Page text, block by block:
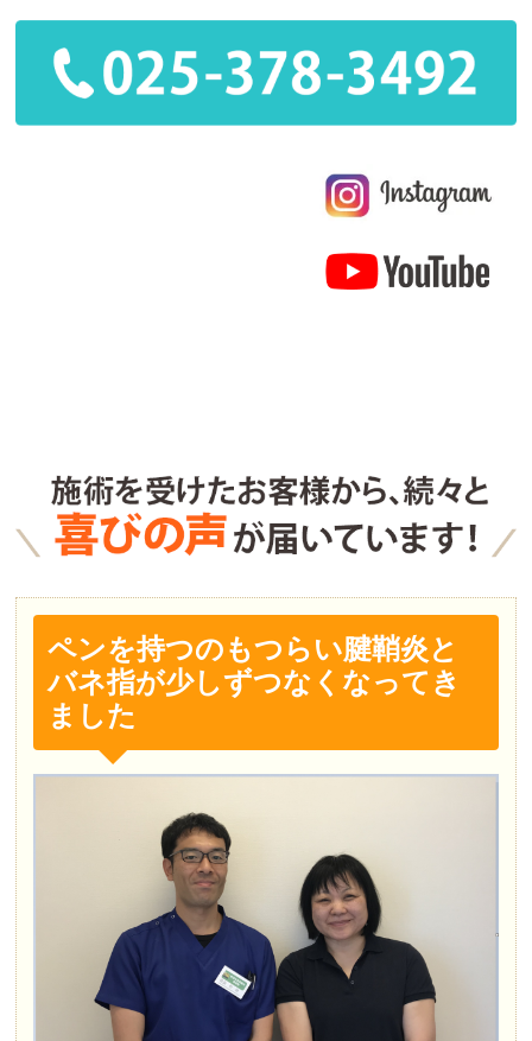
ペンを持つのもつらい腱鞘炎と
バネ指が少しずつなくなってき
ました